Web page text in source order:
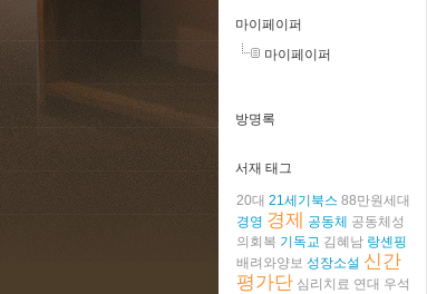
마이페이퍼
마이페이퍼
방명록
서재 태그
20대 21세기북스 88만원세대
경영 경제 공동체 공동체성
의회복 기독교 김혜남 랑셴핑
배려와양보 성장소설 신간
평가단 심리치료 연대 우석